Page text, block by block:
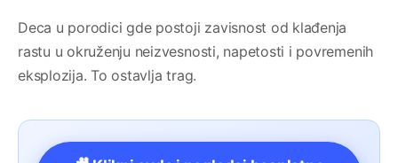
Deca u porodici gde postoji zavisnost od klađenja
rastu u okruženju neizvesnosti, napetosti i povremenih
eksplozija. To ostavlja trag.